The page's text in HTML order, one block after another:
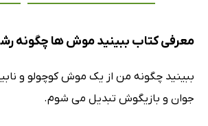
معرفی کتاب ببینید موش ها چگونه
ببینید چگونه من از یک موش کوچولو و
جوان و بازیگوش تبدیل می شوم.